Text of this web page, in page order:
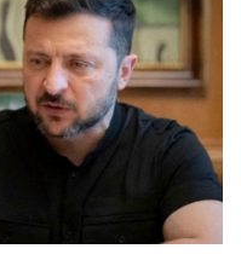
أسرار
متفرقات
نداء القرّاء
خاص الموقع